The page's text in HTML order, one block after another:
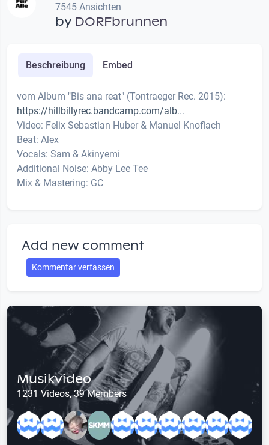
7545 Ansichten
by DORFbrunnen
Beschreibung Embed
vom Album "Bis ana reat" (Tontraeger Rec. 2015):
https://hillbillyrec.bandcamp.com/alb...
Video: Felix Sebastian Huber & Manuel Knoflach
Beat: Alex
Vocals: Sam & Akinyemi
Additional Noise: Abby Lee Tee
Mix & Mastering: GC
Add new comment
Kommentar verfassen
Musikvideo
1231 Videos, 39 Members